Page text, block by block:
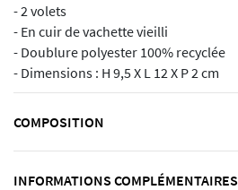
- 2 volets
- En cuir de vachette vieilli
- Doublure polyester 100% recyclée
- Dimensions : H 9,5 X L 12 X P 2 cm
COMPOSITION
INFORMATIONS COMPLÉMENTAIRES